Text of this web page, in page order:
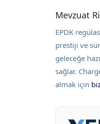
Mevzuat
EPDK
prestiji ve
geleceğe
sağlar.
almak için